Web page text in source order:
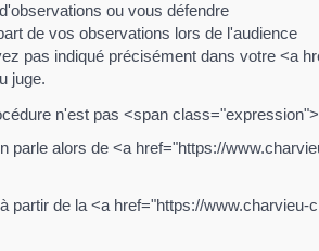
ou vous défendre
de vos observations lors de l'audience
pas indiqué précisément dans votre <a
juge.
n'est pas <span
parle alors de <a href="https://
de la <a href="https://www.charvieu-